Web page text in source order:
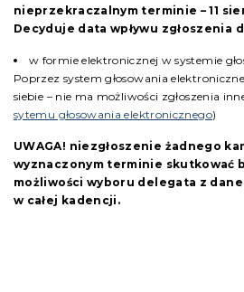
nieprzekraczalnym terminie – 11
Decyduje data wpływu zgłoszenia
w formie elektronicznej w systemie
Poprzez system głosowania
siebie – nie ma możliwości zgłoszenia
sytemu głosowania elektronicznego)
UWAGA! niezgłoszenie żadnego
wyznaczonym terminie skutkować
możliwości wyboru delegata z
w całej kadencji.